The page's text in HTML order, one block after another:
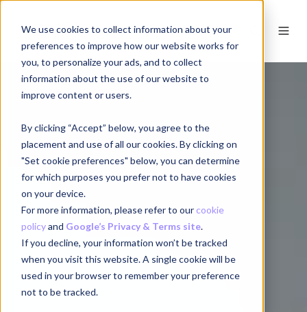
We use cookies to collect information about your
preferences to improve how our website works for
you, to personalize your ads, and to collect
information about the use of our website to
improve content or users.
By clicking “Accept” below, you agree to the
placement and use of all our cookies. By clicking on
"Set cookie preferences" below, you can determine
for which purposes you prefer not to have cookies
on your device.
For more information, please refer to our cookie
policyand Google’s Privacy & Terms site.
If you decline, your information won’t be tracked
when you visit this website. A single cookie will be
used in your browser to remember your preference
not to be tracked.
NL